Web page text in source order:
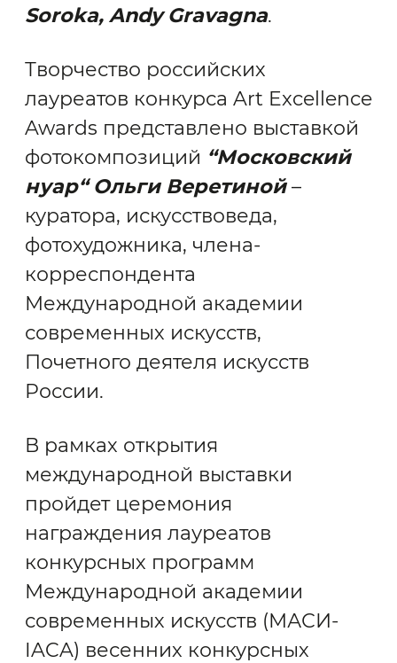
Soroka, Andy Gravagna.
Творчество российских
лауреатов конкурса Art Excellence
Awards представлено выставкой
фотокомпозиций “Московский
нуар“ Ольги Веретиной–
куратора, искусствоведа,
фотохудожника, члена-
корреспондента
Международной академии
современных искусств,
Почетного деятеля искусств
России.
В рамках открытия
международной выставки
пройдет церемония
награждения лауреатов
конкурсных программ
Международной академии
современных искусств (МАСИ-
IACA) весенних конкурсных